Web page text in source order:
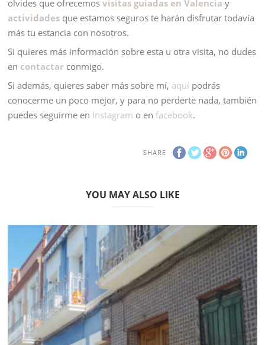
olvides que ofrecemosvisitas guiadas en Valencia y
actividades que estamos seguros te harán disfrutar todavía
más tu estancia con nosotros.
Si quieres más información sobre esta u otra visita, no dudes
en contactar conmigo.
Si además, quieres saber más sobre mí, aquí podrás
conocerme un poco mejor, y para no perderte nada, también
puedes seguirme en Instagram o enfacebook.
SHARE
YOU MAY ALSO LIKE